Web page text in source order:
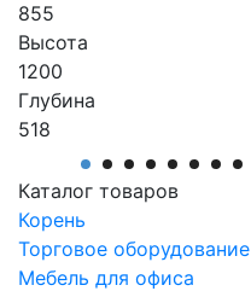
855
Высота
1200
Глубина
518
Производитель
АртМодуль Групп
Артикул
ОТК-4
Каталог товаров
Корень
Торговое оборудование
Мебель для офиса